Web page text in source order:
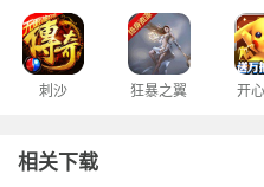
刺沙 狂暴之翼 开
相关下载